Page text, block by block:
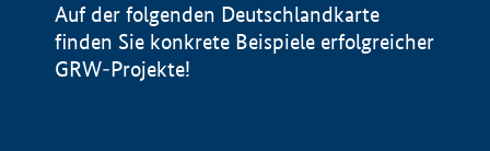
Auf der folgenden Deutschlandkarte
finden Sie konkrete Beispiele erfolgreicher
GRW-Projekte!